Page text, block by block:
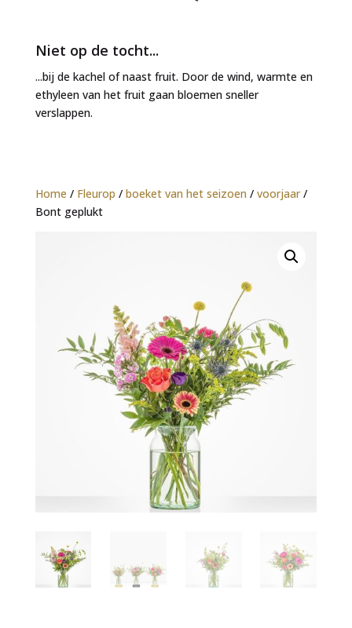
Niet op de tocht...
...bij de kachel of naast fruit. Door de wind, warmte en
ethyleen van het fruit gaan bloemen sneller
verslappen.
Home / Fleurop / boeket van het seizoen / voorjaar/
Bont geplukt